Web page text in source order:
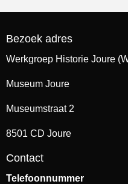
Bezoek adres
Werkgroep Historie Joure
Museum Joure
Museumstraat 2
8501 CD Joure
Contact
Telefoonnummer